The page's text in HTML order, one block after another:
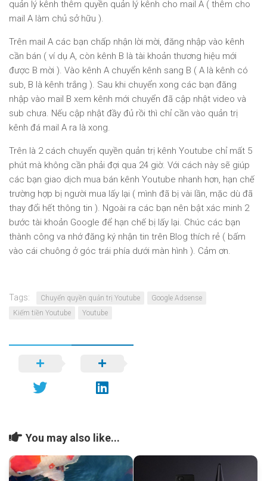
quản lý kênh thêm quyền quản lý kênh cho mail A ( thêm cho
mail A làm chủ sở hữu ).
Trên mail A các bạn chấp nhận lời mời, đăng nhập vào kênh
cần bán ( ví dụ A, còn kênh B là tài khoản thương hiệu mới
được B mời ). Vào kênh A chuyển kênh sang B ( A là kênh có
sub, B là kênh trắng ). Sau khi chuyển xong các bạn đăng
nhập vào mail B xem kênh mới chuyển đã cập nhật video và
sub chưa. Nếu cập nhật đầy đủ rồi thì chỉ cần vào quản trị
kênh đá mail A ra là xong.
Trên là 2 cách chuyển quyền quản trị kênh Youtube chỉ mất 5
phút mà không cần phải đợi qua 24 giờ. Với cách này sẽ giúp
các bạn giao dịch mua bán kênh Youtube nhanh hơn, hạn chế
trường hợp bị người mua lấy lại ( mình đã bị vài lần, mặc dù đã
thay đổi hết thông tin ). Ngoài ra các bạn nên bật xác minh 2
bước tài khoản Google để hạn chế bị lấy lại. Chúc các bạn
thành công va nhớ đăng ký nhận tin trên Blog thích rẻ ( bấm
vào cái chuông ở góc trái phía dưới màn hình ). Cảm ơn.
Tags: Chuyển quyền quản trị Youtube
Google Adsense
Kiếm tiền Youtube
Youtube
You may also like...